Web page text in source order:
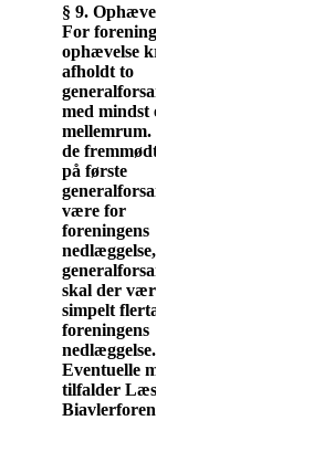
§ 9. Ophævelse.
For foreningens
ophævelse kræves
afholdt to
generalforsamlinger
med mindst en uges
mellemrum. 2/3 af
de fremmødte skal
på første
generalforsamling
være for
foreningens
nedlæggelse, og 2.
generalforsamling
skal der være
simpelt flertal for
foreningens
nedlæggelse.
Eventuelle midler
tilfalder Læsø
Biavlerforening.